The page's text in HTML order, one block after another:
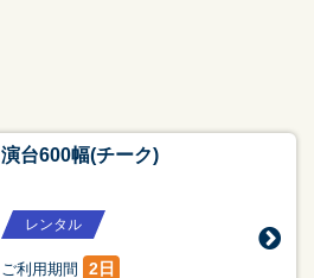
演台600幅(チーク)
レンタル
ご利用期間 2日